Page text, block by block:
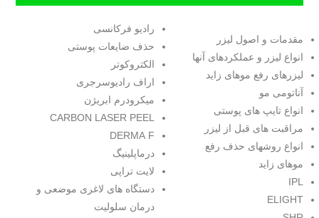
مقدمات و اصول لیزر
انواع لیزر و عملکردهای آنها
لیزرهای رفع موهای زاید
آناتومی مو
انواع تایپ های پوستی
مراقبت های قبل از لیزر
انواع روشهای حذف رفع
موهای زاید
IPL
ELIGHT
رادیو فرکانسی
حذف ضایعات پوستی
الکتروکوتر
اراف رادیوسرجری
میکرودرم ابریژن
CARBON LASER PEEL
DERMA F
درماپلینیگ
لایت تراپی
دستگاه های لاغری موضعی و
درمان سلولیت